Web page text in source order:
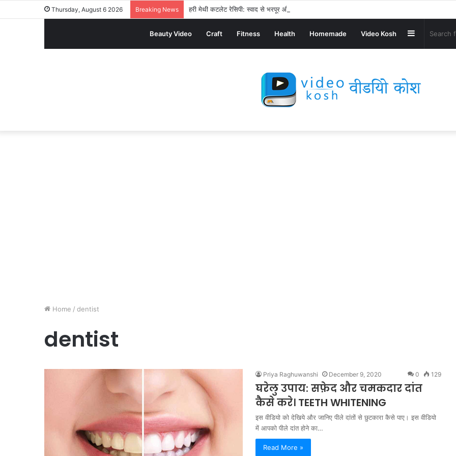
Thursday, August 6 2026 Breaking News हरी मेथी कटलेट रेसिपी: स्वाद से भरपूर और स्वस्थ नाश्ता बनाएं!
Beauty Video Craft Fitness Health Homemade Video Kosh Sidebar
Home / dentist
dentist
Priya Raghuwanshi December 9, 2020 0 129
घरेलु उपाय: सफ़ेद और चमकदार दांत
कैसे करे। TEETH WHITENING
इस वीडियो को देखिये और जानिए पीले दांतों से छुटकारा कैसे पाए। इस वीडियो
में आपको पीले दांत होने का…
Read More »